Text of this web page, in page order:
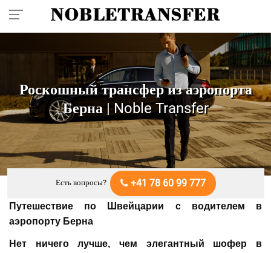
+41 7860 99 777
Роскошный трансфер из аэропорта
Берна| Noble Transfer
Есть вопросы? +41 78 60 99 777
Путешествие по Швейцарии с водителем в
аэропорту Берна
Нет ничего лучше, чем элегантный шофер в